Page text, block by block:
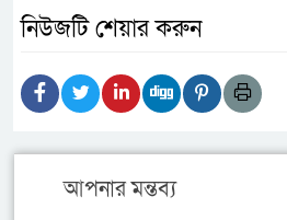
নিউজটি শেয়ার করুন
আপনার মন্তব্য